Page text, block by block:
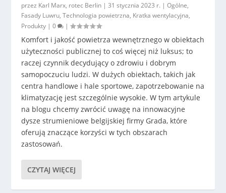
przez Karl Marx, rotec Berlin |31 stycznia 2023 r. |Ogólne,
Fasady Luwru,Technologia powietrzna, Kratka wentylacyjna,
Produkty |0 |
Komfort i jakość powietrza wewnętrznego w obiektach
użyteczności publicznej to coś więcej niż luksus; to
raczej czynnik decydujący o zdrowiu i dobrym
samopoczuciu ludzi. W dużych obiektach, takich jak
centra handlowe i hale sportowe, zapotrzebowanie na
klimatyzację jest szczególnie wysokie. W tym artykule
na blogu chcemy zwrócić uwagę na innowacyjne
dysze strumieniowe belgijskiej firmy Grada, które
oferują znaczące korzyści w tych obszarach
zastosowań.
CZYTAJ WIĘCEJ